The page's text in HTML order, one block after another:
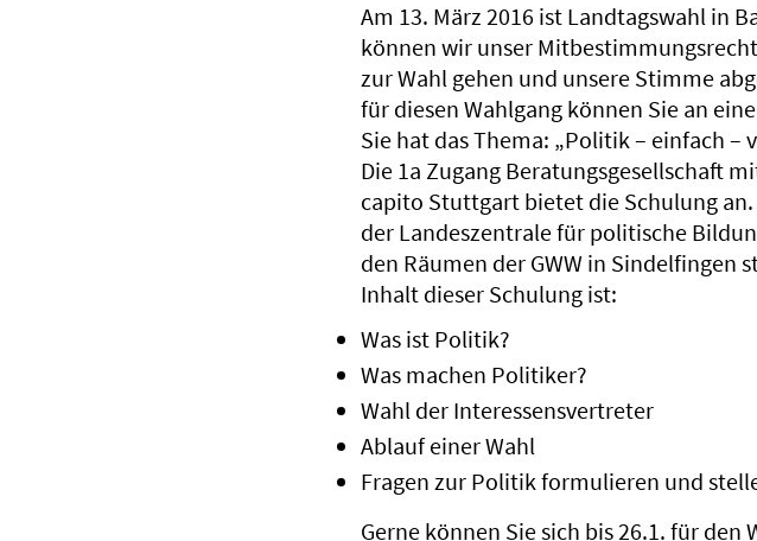
Am 13. März 2016 ist Landtagswahl in
können wir unser
zur Wahl gehen und unsere Stimme
für diesen Wahlgang können Sie an
Sie hat das Thema: „Politik – einfach –
Die 1a Zugang Beratungsgesellschaft
capito Stuttgart bietet die Schulung
der Landeszentrale für politische
den Räumen der GWW in Sindelfingen
Inhalt dieser Schulung ist:
Was ist Politik?
Was machen Politiker?
Wahl der Interessensvertreter
Ablauf einer Wahl
Fragen zur Politik formulieren und
Gerne können Sie sich bis 26.1. für den